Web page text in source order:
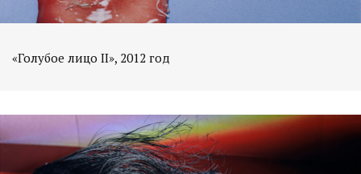
«Голубое лицо II», 2012 год